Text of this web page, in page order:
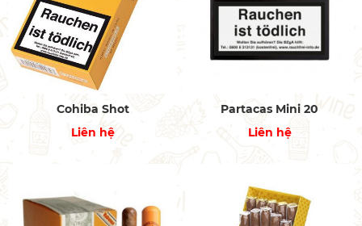
Cohiba Shot
Liên hệ
Partacas Mini 20
Liên hệ